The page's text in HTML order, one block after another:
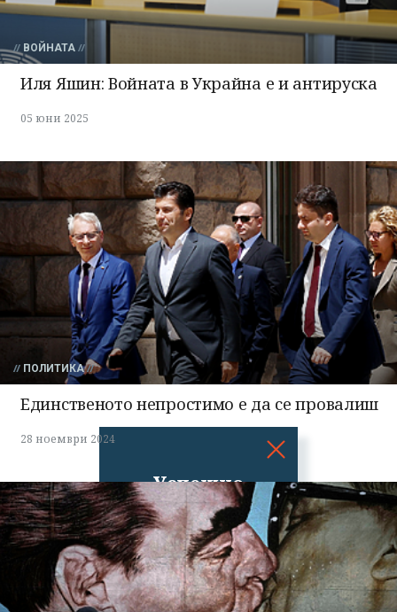
Успешно
излязохте от
профила си!
ВОЙНАТА
Иля Яшин: Войната в Украйна е и антируска
05 юни 2025
ПОЛИТИКА
Единственото непростимо е да се провалиш
28 ноември 2024